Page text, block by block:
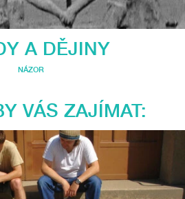
A DĚJINY
NÁZOR
VÁS ZAJÍMAT: